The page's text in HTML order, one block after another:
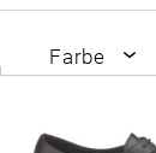
Farbe